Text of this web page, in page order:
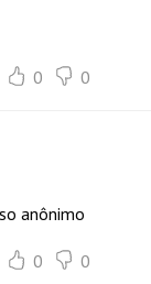
0 0
anônimo
0 0